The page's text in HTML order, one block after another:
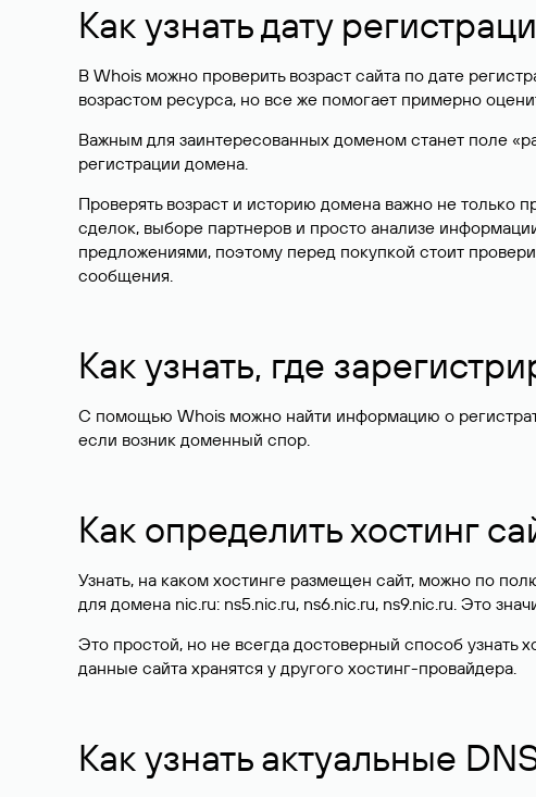
Как узнать дату
В Whois можно проверить возраст сайта по дате
возрастом ресурса, но все же помогает примерно
Важным для заинтересованных доменом станет поле
регистрации домена.
Проверять возраст и историю домена важно не только
сделок, выборе партнеров и просто анализе
предложениями, поэтому перед покупкой стоит
сообщения.
Как узнать, где
С помощью Whois можно найти информацию о
если возник доменный спор.
Как определить хостинг
Узнать, на каком хостинге размещен сайт, можно по
для домена nic.ru: ns5.nic.ru, ns6.nic.ru, ns9.nic.ru. Это
Это простой, но не всегда достоверный способ узнать
данные сайта хранятся у другого хостинг-провайдера.
Как узнать актуальные